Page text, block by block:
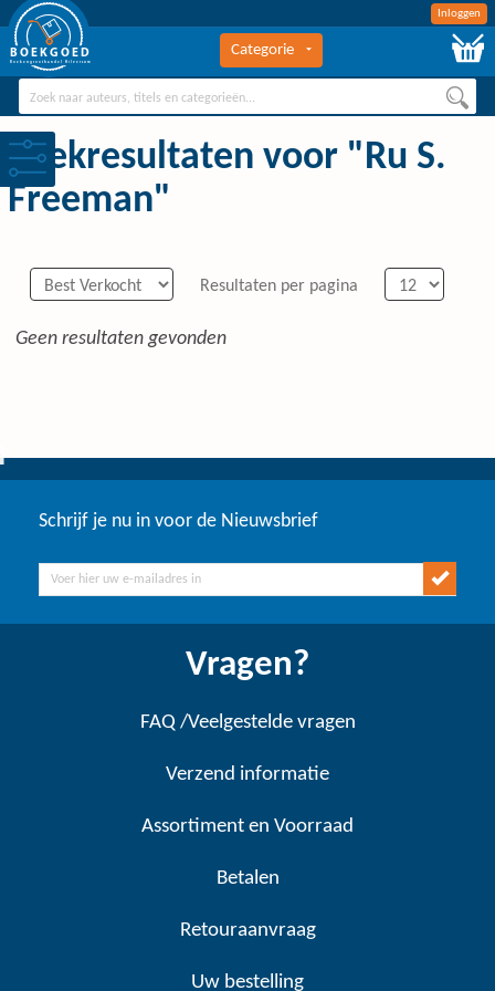
Inloggen
BOEKGOED
Boekengroothandel Hilversum
Categorie
Zoekresultaten voor "Ru S.
Freeman"
Resultaten per pagina
Geen resultaten gevonden
Schrijf je nu in voor de Nieuwsbrief
Vragen?
FAQ /Veelgestelde vragen
Verzend informatie
Assortiment en Voorraad
Betalen
Retouraanvraag
Uw bestelling